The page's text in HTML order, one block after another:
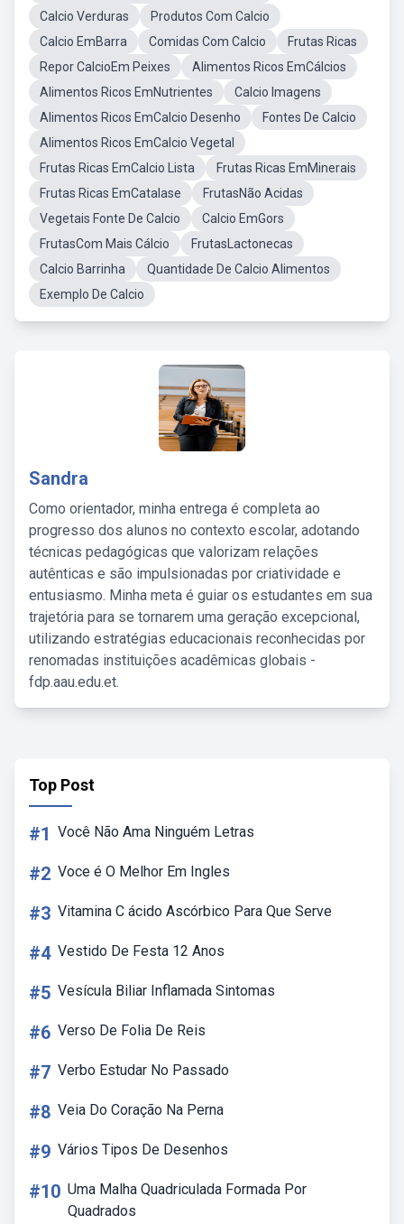
Calcio Verduras
Produtos Com Calcio
Calcio EmBarra
Comidas Com Calcio
Frutas Ricas
Repor CalcioEm Peixes
Alimentos Ricos EmCálcios
Alimentos Ricos EmNutrientes
Calcio Imagens
Alimentos Ricos EmCalcio Desenho
Fontes De Calcio
Alimentos Ricos EmCalcio Vegetal
Frutas Ricas EmCalcio Lista
Frutas Ricas EmMinerais
Frutas Ricas EmCatalase
FrutasNão Acidas
Vegetais Fonte De Calcio
Calcio EmGors
FrutasCom Mais Cálcio
FrutasLactonecas
Calcio Barrinha
Quantidade De Calcio Alimentos
Exemplo De Calcio
Sandra
Como orientador, minha entrega é completa ao
progresso dos alunos no contexto escolar, adotando
técnicas pedagógicas que valorizam relações
autênticas e são impulsionadas por criatividade e
entusiasmo. Minha meta é guiar os estudantes em sua
trajetória para se tornarem uma geração excepcional,
utilizando estratégias educacionais reconhecidas por
renomadas instituições acadêmicas globais -
fdp.aau.edu.et.
Top Post
#1 Você Não Ama Ninguém Letras
#2 Voce é O Melhor Em Ingles
#3 Vitamina C ácido Ascórbico Para Que Serve
#4 Vestido De Festa 12 Anos
#5 Vesícula Biliar Inflamada Sintomas
#6 Verso De Folia De Reis
#7 Verbo Estudar No Passado
#8 Veia Do Coração Na Perna
#9 Vários Tipos De Desenhos
#10 Uma Malha Quadriculada Formada Por
Quadrados